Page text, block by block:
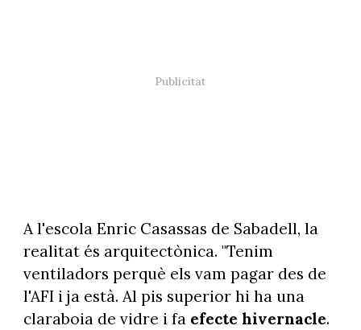
A l'escola Enric Casassas de Sabadell, la
realitat és arquitectònica. "Tenim
ventiladors perquè els vam pagar des de
l'AFI i ja està. Al pis superior hi ha una
claraboia de vidre i fa efecte hivernacle.